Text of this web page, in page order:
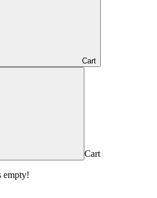
Cart
Cart
empty!